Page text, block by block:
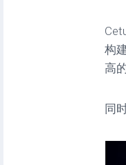
构
高
同